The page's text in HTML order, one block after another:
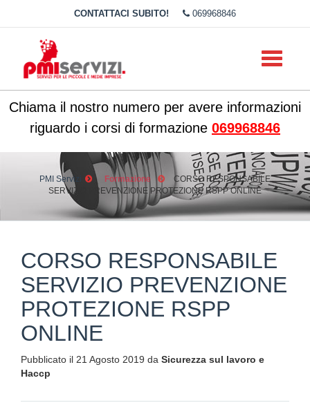
CONTATTACI SUBITO! 069968846
Toggle
Chiama il nostro numero per avere informazioni
riguardo i corsi di formazione 069968846
PMI Servizi Formazione
CORSO RESPONSABILE
SERVIZIO PREVENZIONE PROTEZIONE RSPP ONLINE
CORSO RESPONSABILE
SERVIZIO PREVENZIONE
PROTEZIONE RSPP
ONLINE
Pubblicato il 21 Agosto 2019 da Sicurezza sul lavoro e
Haccp